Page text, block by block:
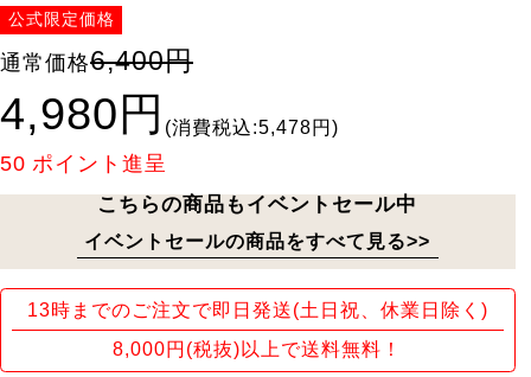
公式限定価格
通常価格6,400円
4,980円 (消費税込:5,478円)
50 ポイント進呈
こちらの商品もイベントセール中
イベントセールの商品をすべて見る>>
13時までのご注文で即日発送(土日祝、休業日除く)
8,000円(税抜)以上で送料無料！